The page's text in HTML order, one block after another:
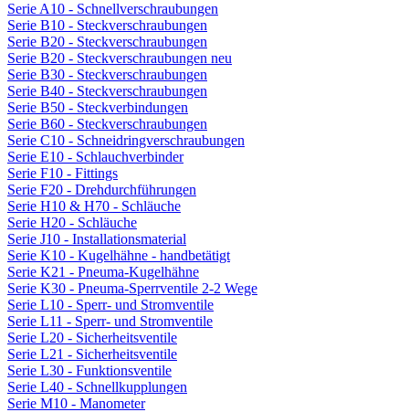
Serie A10 - Schnellverschraubungen
Serie B10 - Steckverschraubungen
Serie B20 - Steckverschraubungen
Serie B20 - Steckverschraubungen neu
Serie B30 - Steckverschraubungen
Serie B40 - Steckverschraubungen
Serie B50 - Steckverbindungen
Serie B60 - Steckverschraubungen
Serie C10 - Schneidringverschraubungen
Serie E10 - Schlauchverbinder
Serie F10 - Fittings
Serie F20 - Drehdurchführungen
Serie H10 & H70 - Schläuche
Serie H20 - Schläuche
Serie J10 - Installationsmaterial
Serie K10 - Kugelhähne - handbetätigt
Serie K21 - Pneuma-Kugelhähne
Serie K30 - Pneuma-Sperrventile 2-2 Wege
Serie L10 - Sperr- und Stromventile
Serie L11 - Sperr- und Stromventile
Serie L20 - Sicherheitsventile
Serie L21 - Sicherheitsventile
Serie L30 - Funktionsventile
Serie L40 - Schnellkupplungen
Serie M10 - Manometer